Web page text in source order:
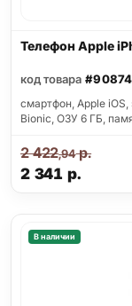
Телефон Apple
код товара
смартфон, Apple iOS,
Bionic, ОЗУ 6 ГБ,
2 341 р.
2 422,94р.
В наличии